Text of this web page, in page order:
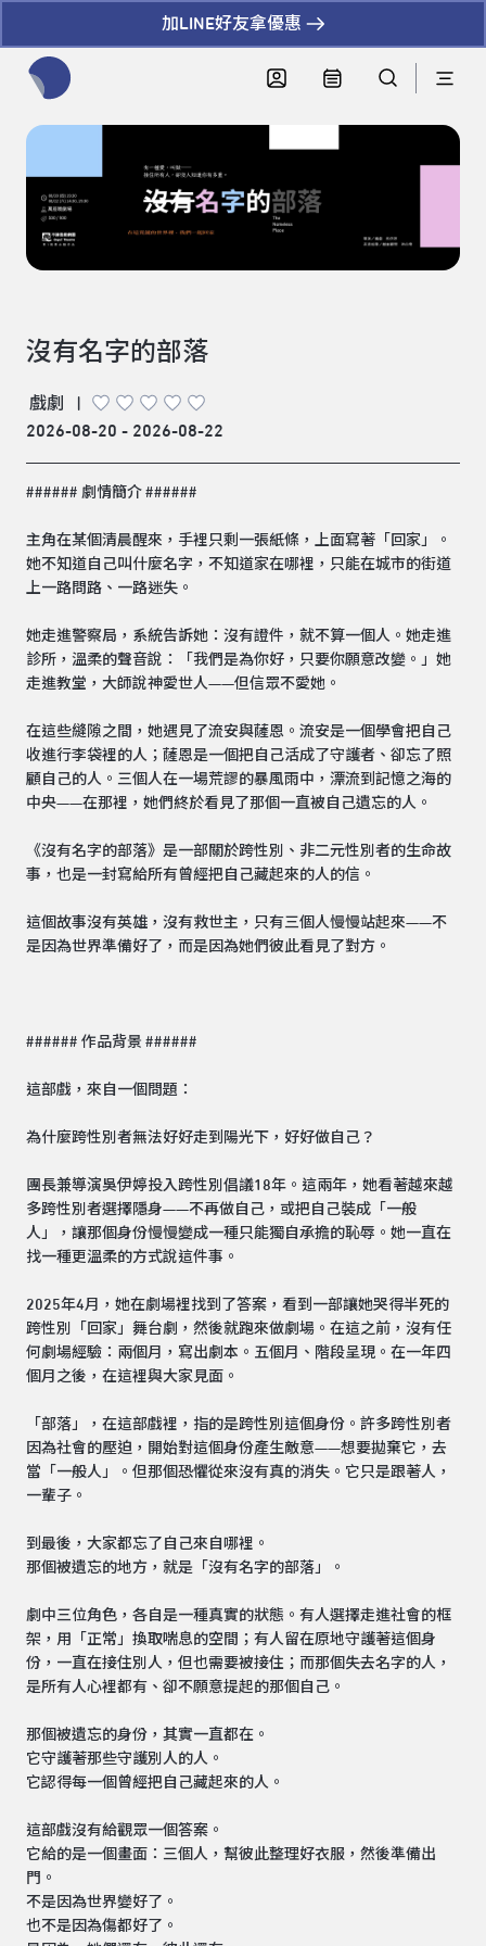
加LINE好友拿優惠
沒有名字的部落
戲劇
|
2026-08-20 - 2026-08-22
###### 劇情簡介 ######
主角在某個清晨醒來，手裡只剩一張紙條，上面寫著「回家」。
她不知道自己叫什麼名字，不知道家在哪裡，只能在城市的街道
上一路問路、一路迷失。
她走進警察局，系統告訴她：沒有證件，就不算一個人。她走進
診所，溫柔的聲音說：「我們是為你好，只要你願意改變。」她
走進教堂，大師說神愛世人——但信眾不愛她。
在這些縫隙之間，她遇見了流安與薩恩。流安是一個學會把自己
收進行李袋裡的人；薩恩是一個把自己活成了守護者、卻忘了照
顧自己的人。三個人在一場荒謬的暴風雨中，漂流到記憶之海的
中央——在那裡，她們終於看見了那個一直被自己遺忘的人。
《沒有名字的部落》是一部關於跨性別、非二元性別者的生命故
事，也是一封寫給所有曾經把自己藏起來的人的信。
這個故事沒有英雄，沒有救世主，只有三個人慢慢站起來——不
是因為世界準備好了，而是因為她們彼此看見了對方。
###### 作品背景 ######
這部戲，來自一個問題：
為什麼跨性別者無法好好走到陽光下，好好做自己？
團長兼導演吳伊婷投入跨性別倡議18年。這兩年，她看著越來越
多跨性別者選擇隱身——不再做自己，或把自己裝成「一般
人」，讓那個身份慢慢變成一種只能獨自承擔的恥辱。她一直在
找一種更溫柔的方式說這件事。
2025年4月，她在劇場裡找到了答案，看到一部讓她哭得半死的
跨性別「回家」舞台劇，然後就跑來做劇場。在這之前，沒有任
何劇場經驗：兩個月，寫出劇本。五個月、階段呈現。在一年四
個月之後，在這裡與大家見面。
「部落」，在這部戲裡，指的是跨性別這個身份。許多跨性別者
因為社會的壓迫，開始對這個身份產生敵意——想要拋棄它，去
當「一般人」。但那個恐懼從來沒有真的消失。它只是跟著人，
一輩子。
到最後，大家都忘了自己來自哪裡。
那個被遺忘的地方，就是「沒有名字的部落」。
劇中三位角色，各自是一種真實的狀態。有人選擇走進社會的框
架，用「正常」換取喘息的空間；有人留在原地守護著這個身
份，一直在接住別人，但也需要被接住；而那個失去名字的人，
是所有人心裡都有、卻不願意提起的那個自己。
那個被遺忘的身份，其實一直都在。
它守護著那些守護別人的人。
它認得每一個曾經把自己藏起來的人。
這部戲沒有給觀眾一個答案。
它給的是一個畫面：三個人，幫彼此整理好衣服，然後準備出
門。
不是因為世界變好了。
也不是因為傷都好了。